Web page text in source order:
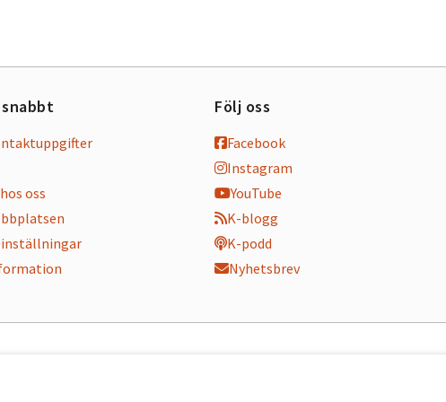
oss
Följ oss
Facebook
Instagram
YouTube
K-blogg
K-podd
Nyhetsbrev